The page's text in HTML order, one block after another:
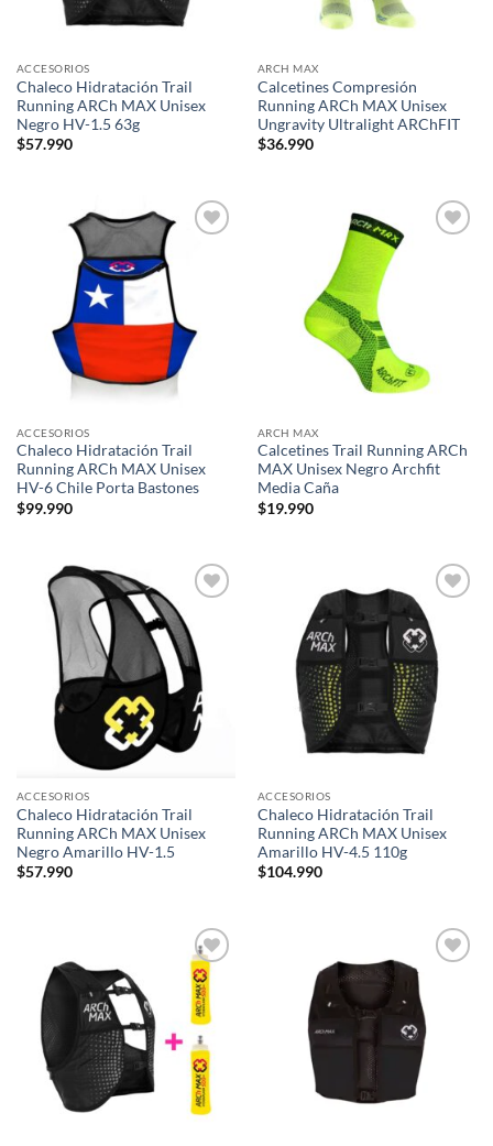
ACCESORIOS
Chaleco Hidratación Trail
Running ARCh MAX Unisex
Negro HV-1.5 63g
$57.990
ARCH MAX
Calcetines Compresión
Running ARCh MAX Unisex
Ungravity Ultralight ARChFIT
$36.990
ACCESORIOS
Chaleco Hidratación Trail
Running ARCh MAX Unisex
HV-6 Chile Porta Bastones
$99.990
ARCH MAX
Calcetines Trail Running ARCh
MAX Unisex Negro Archfit
Media Caña
$19.990
wishlist
ACCESORIOS
Chaleco Hidratación Trail
Running ARCh MAX Unisex
Negro Amarillo HV-1.5
$57.990
Add to
wishlist
ACCESORIOS
Chaleco Hidratación Trail
Running ARCh MAX Unisex
Amarillo HV-4.5 110g
$104.990
Add to
wishlist